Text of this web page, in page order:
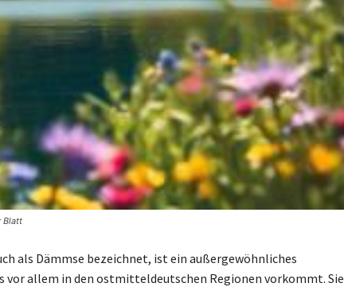
Blatt
als Dämmse bezeichnet, ist ein außergewöhnliches
vor allem in den ostmitteldeutschen Regionen vorkommt.